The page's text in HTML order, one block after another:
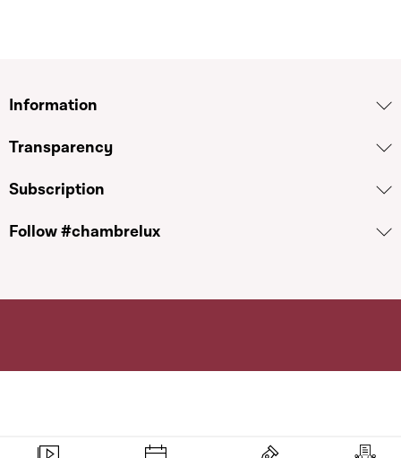
Information
Transparency
Subscription
Follow #chambrelux